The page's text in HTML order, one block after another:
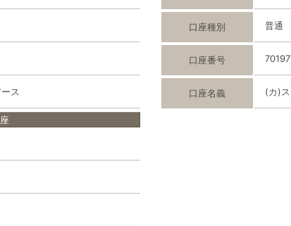
ス
口座種別 普通
口座番号
口座名義 (カ)